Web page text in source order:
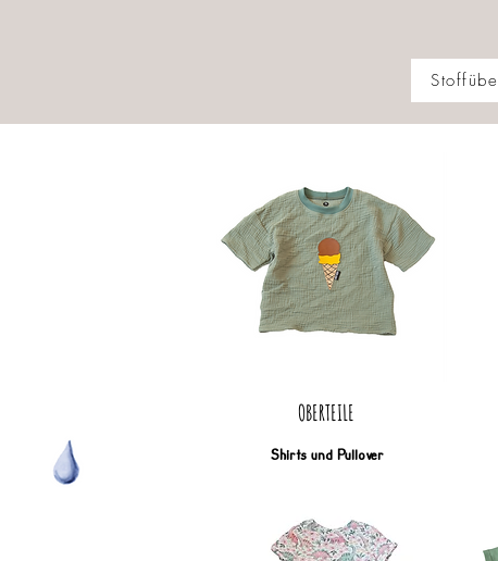
OBERTEILE
Shirts und Pullover